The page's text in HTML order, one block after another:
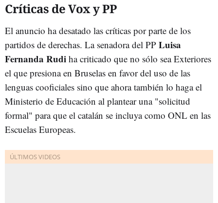
Críticas de Vox y PP
El anuncio ha desatado las críticas por parte de los
partidos de derechas. La senadora del PP Luisa
Fernanda Rudi ha criticado que no sólo sea Exteriores
el que presiona en Bruselas en favor del uso de las
lenguas cooficiales sino que ahora también lo haga el
Ministerio de Educación al plantear una "solicitud
formal" para que el catalán se incluya como ONL en las
Escuelas Europeas.